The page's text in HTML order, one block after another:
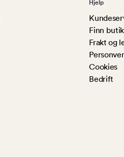
Hjelp
Finn
Frakt og
Cookies
Bedrift